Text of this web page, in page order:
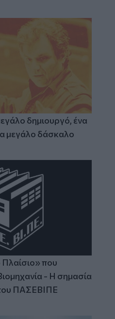
δημιουργό, ένα
μεγάλο δάσκαλο
που
- Η σημασία
ΠΑΣΕΒΙΠΕ